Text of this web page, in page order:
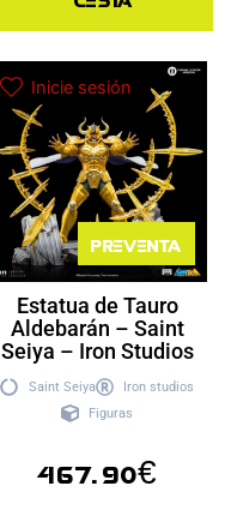
Inicie sesión
Preventa
Estatua de Tauro
Aldebarán – Saint
Seiya – Iron Studios
Saint Seiya
Iron studios
Figuras
467.90€